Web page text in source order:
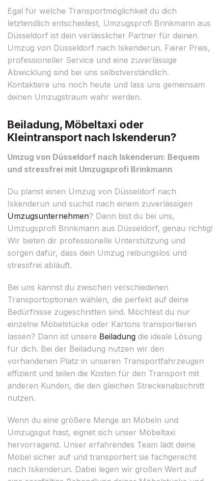
Egal für welche Transportmöglichkeit du dich
letztendlich entscheidest, Umzugsprofi Brinkmann aus
Düsseldorf ist dein verlässlicher Partner für deinen
Umzug von Düsseldorf nach Iskenderun. Fairer Preis,
professioneller Service und eine zuverlässige
Abwicklung sind bei uns selbstverständlich.
Kontaktiere uns noch heute und lass uns gemeinsam
deinen Umzugstraum wahr werden.
Beiladung, Möbeltaxi oder
Kleintransport nach Iskenderun?
Umzug von Düsseldorf nach Iskenderun: Bequem
und stressfrei mit Umzugsprofi Brinkmann
Du planst einen Umzug von Düsseldorf nach
Iskenderun und suchst nach einem zuverlässigen
Umzugsunternehmen? Dann bist du bei uns,
Umzugsprofi Brinkmann aus Düsseldorf, genau richtig!
Wir bieten dir professionelle Unterstützung und
sorgen dafür, dass dein Umzug reibungslos und
stressfrei abläuft.
Bei uns kannst du zwischen verschiedenen
Transportoptionen wählen, die perfekt auf deine
Bedürfnisse zugeschnitten sind. Möchtest du nur
einzelne Möbelstücke oder Kartons transportieren
lassen? Dann ist unsere Beiladung die ideale Lösung
für dich. Bei der Beiladung nutzen wir den
vorhandenen Platz in unseren Transportfahrzeugen
effizient und teilen die Kosten für den Transport mit
anderen Kunden, die den gleichen Streckenabschnitt
nutzen.
Wenn du eine größere Menge an Möbeln und
Umzugsgut hast, eignet sich unser Möbeltaxi
hervorragend. Unser erfahrendes Team lädt deine
Möbel sicher auf und transportiert sie fachgerecht
nach Iskenderun. Dabei legen wir großen Wert auf